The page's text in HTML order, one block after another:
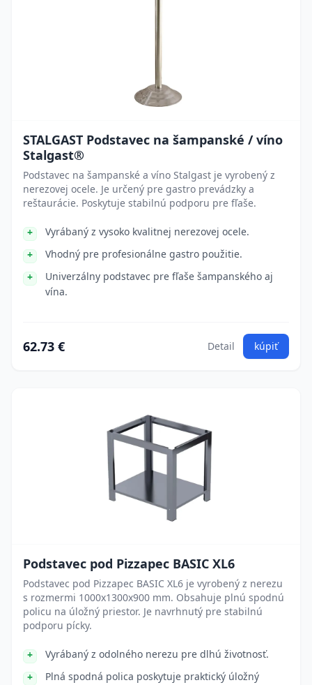
STALGAST Podstavec na šampanské / víno
Stalgast®
Podstavec na šampanské a víno Stalgast je vyrobený z
nerezovej ocele. Je určený pre gastro prevádzky a
reštaurácie. Poskytuje stabilnú podporu pre fľaše.
Vyrábaný z vysoko kvalitnej nerezovej ocele.
Vhodný pre profesionálne gastro použitie.
Univerzálny podstavec pre fľaše šampanského aj
vína.
62.73 € Detail kúpiť
Podstavec pod Pizzapec BASIC XL6
Podstavec pod Pizzapec BASIC XL6 je vyrobený z nerezu
s rozmermi 1000x1300x900 mm. Obsahuje plnú spodnú
policu na úložný priestor. Je navrhnutý pre stabilnú
podporu pícky.
Vyrábaný z odolného nerezu pre dlhú životnosť.
Plná spodná polica poskytuje praktický úložný